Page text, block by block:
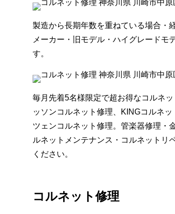
製造から長期年数を重ねている場合・
メーカー・旧モデル・ハイグレードモ
す。
毎月先着5名様限定で超お得なコルネ
ッソンコルネット修理、KINGコルネ
ツェンコルネット修理。管楽器修理・
ルネットメンテナンス・コルネットリ
ください。
コルネット修理